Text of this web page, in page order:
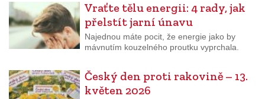
Vraťte tělu energii: 4 rady, jak
přelstít jarní únavu
Najednou máte pocit, že energie jako by
mávnutím kouzelného proutku vyprchala.
Český den proti rakovině – 13.
květen 2026